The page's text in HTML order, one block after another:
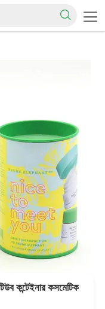
কন্টেইনার কসমেটিক